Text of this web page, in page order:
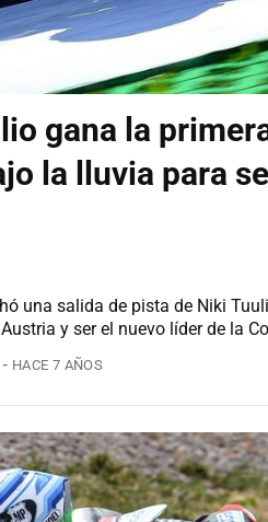
gana la
la lluvia para
una salida de pista de Niki
y ser el nuevo líder de la
HACE 7 AÑOS